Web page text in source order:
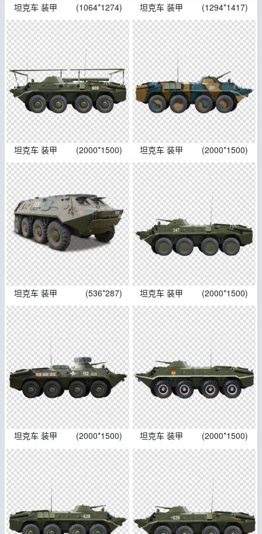
坦克车 装甲 (1064*1274) 坦克车 装甲 (1294*1417)
坦克车 装甲 (2000*1500) 坦克车 装甲 (2000*1500)
坦克车 装甲 (536*287) 坦克车 装甲 (2000*1500)
坦克车 装甲 (2000*1500) 坦克车 装甲 (2000*1500)